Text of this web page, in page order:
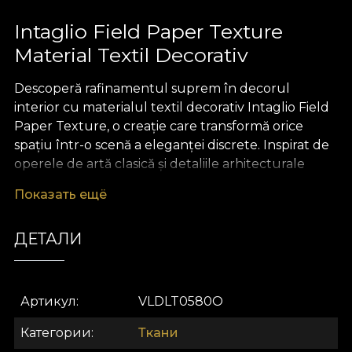
Intaglio Field Paper Texture
Material Textil Decorativ
Descoperă rafinamentul suprem în decorul
interior cu materialul textil decorativ Intaglio Field
Paper Texture, o creație care transformă orice
spațiu într-o scenă a eleganței discrete. Inspirat de
operele de artă clasică și detaliile arhitecturale
impresionează prin liniile sale fine și contururile
simplității reinterpretate într-o manieră modernă.
Paleta neutră de culori facilitează integrarea cu
punând în valoare atât spațiile minimaliste, cât și pe
cele cu accente aristocrate.
Versatilitatea acestui material textil decorativ îl face
Показать ещё
ДЕТАЛИ
Артикул VLDLT0580O
Категории Ткани